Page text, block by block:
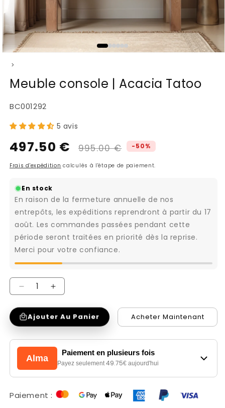
média
une
modale
>
Meuble console | Acacia Tatoo
SKU:
BC001292
5 avis
Prix
497.50 €
Prix
995.00 € -50%
Frais d'expédition calculés à l'étape de paiement.
En stock
En raison de la fermeture annuelle de nos
entrepôts, les expéditions reprendront à partir du 17
août. Les commandes passées pendant cette
période seront traitées en priorité dès la reprise.
Merci pour votre confiance.
Réduire
la
quantité
Meuble
console
|
Tatoo
Augmenter
la
quantité
Meuble
console
|
Acacia
Tatoo
Ajouter Au Panier Acheter Maintenant
Alma
Paiement en plusieurs fois
Payez seulement49.75€ aujourd'hui
Paiement :